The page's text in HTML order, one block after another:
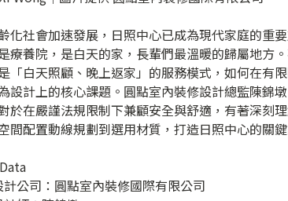
化社會加速發展，日照中心已成為現代家庭的重
療養院，是白天的家，長輩們最溫暖的歸屬地方
「白天照顧、晚上返家」的服務模式，如何在有
設計上的核心課題。圓點室內裝修設計總監陳錦
於在嚴謹法規限制下兼顧安全與舒適，有著深刻
間配置動線規劃到選用材質，打造日照中心的關
計公司： 圓點室內裝修國際有限公司